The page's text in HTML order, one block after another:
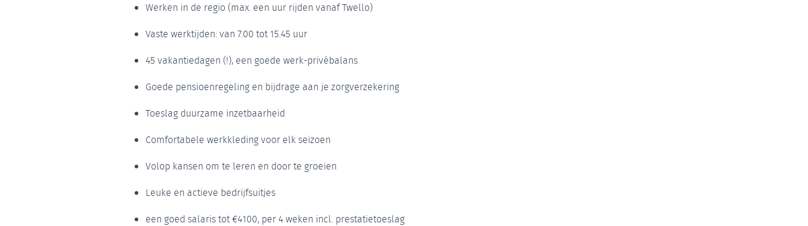
Werken in de regio (max. een uur rijden vanaf Twello)
Vaste werktijden: van 7.00 tot 15.45 uur
45 vakantiedagen (!), een goede werk-privébalans
Goede pensioenregeling en bijdrage aan je zorgverzekering
Toeslag duurzame inzetbaarheid
Comfortabele werkkleding voor elk seizoen
Volop kansen om te leren en door te groeien
Leuke en actieve bedrijfsuitjes
een goed salaris tot €4100, per 4 weken incl. prestatietoeslag